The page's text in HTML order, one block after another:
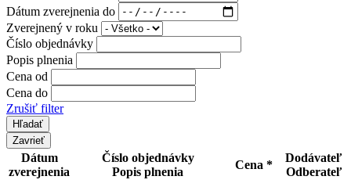
Dátum zverejnenia do
Zverejnený v roku
Číslo objednávky
Popis plnenia
Cena od
Cena do
Zrušiť filter
Zavrieť
Dátum
zverejnenia
Číslo objednávky
Popis plnenia
Cena *
Dodávateľ
Odberateľ